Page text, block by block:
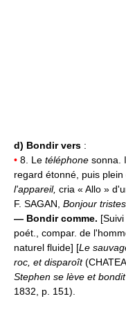
d) Bondir vers :
• 8. Le téléphone sonna.
regard étonné, puis
l'appareil, cria « Allo »
F. SAGAN, Bonjour
— Bondir comme.
poét., compar. de
naturel fluide] [Le
roc, et disparoît
Stephen se lève et
1832, p. 151).